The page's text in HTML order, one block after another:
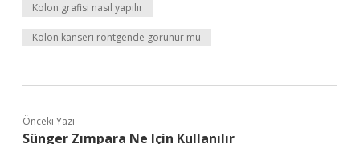
Kolon grafisi nasıl yapılır
Kolon kanseri röntgende görünür mü
Önceki Yazı
Sünger Zımpara Ne Için Kullanılır